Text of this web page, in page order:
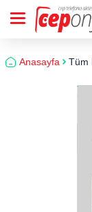
Anasayfa Tüm